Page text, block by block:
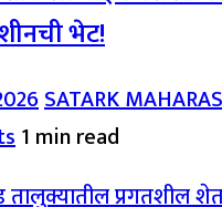
भेट!
SATARK
1 min read